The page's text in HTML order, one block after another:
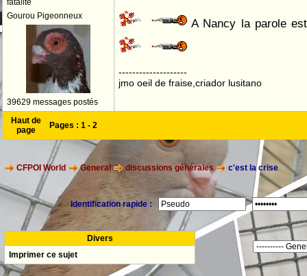
fatalité
Gourou Pigeonneux
39629 messages postés
A Nancy la parole
--------------------
jmo oeil de fraise,criador lusitano
Haut de
page
Pages : 1 - 2
CFPOI World General discussions générales c'est la crise
Identification rapide :
Divers
Imprimer ce sujet